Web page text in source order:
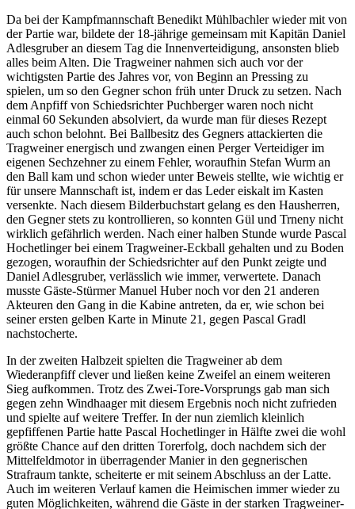
Da bei der Kampfmannschaft Benedikt Mühlbachler wieder mit von
der Partie war, bildete der 18-jährige gemeinsam mit Kapitän Daniel
Adlesgruber an diesem Tag die Innenverteidigung, ansonsten blieb
alles beim Alten. Die Tragweiner nahmen sich auch vor der
wichtigsten Partie des Jahres vor, von Beginn an Pressing zu
spielen, um so den Gegner schon früh unter Druck zu setzen. Nach
dem Anpfiff von Schiedsrichter Puchberger waren noch nicht
einmal 60 Sekunden absolviert, da wurde man für dieses Rezept
auch schon belohnt. Bei Ballbesitz des Gegners attackierten die
Tragweiner energisch und zwangen einen Perger Verteidiger im
eigenen Sechzehner zu einem Fehler, woraufhin Stefan Wurm an
den Ball kam und schon wieder unter Beweis stellte, wie wichtig er
für unsere Mannschaft ist, indem er das Leder eiskalt im Kasten
versenkte. Nach diesem Bilderbuchstart gelang es den Hausherren,
den Gegner stets zu kontrollieren, so konnten Gül und Trneny nicht
wirklich gefährlich werden. Nach einer halben Stunde wurde Pascal
Hochetlinger bei einem Tragweiner-Eckball gehalten und zu Boden
gezogen, woraufhin der Schiedsrichter auf den Punkt zeigte und
Daniel Adlesgruber, verlässlich wie immer, verwertete. Danach
musste Gäste-Stürmer Manuel Huber noch vor den 21 anderen
Akteuren den Gang in die Kabine antreten, da er, wie schon bei
seiner ersten gelben Karte in Minute 21, gegen Pascal Gradl
nachstocherte.
In der zweiten Halbzeit spielten die Tragweiner ab dem
Wiederanpfiff clever und ließen keine Zweifel an einem weiteren
Sieg aufkommen. Trotz des Zwei-Tore-Vorsprungs gab man sich
gegen zehn Windhaager mit diesem Ergebnis noch nicht zufrieden
und spielte auf weitere Treffer. In der nun ziemlich kleinlich
gepfiffenen Partie hatte Pascal Hochetlinger in Hälfte zwei die wohl
größte Chance auf den dritten Torerfolg, doch nachdem sich der
Mittelfeldmotor in überragender Manier in den gegnerischen
Strafraum tankte, scheiterte er mit seinem Abschluss an der Latte.
Auch im weiteren Verlauf kamen die Heimischen immer wieder zu
guten Möglichkeiten, während die Gäste in der starken Tragweiner-